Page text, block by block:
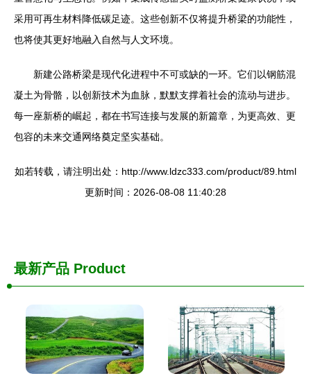
采用可再生材料降低碳足迹。这些创新不仅将提升桥梁的功能性，
也将使其更好地融入自然与人文环境。
新建公路桥梁是现代化进程中不可或缺的一环。它们以钢筋混
凝土为骨骼，以创新技术为血脉，默默支撑着社会的流动与进步。
每一座新桥的崛起，都在书写连接与发展的新篇章，为更高效、更
包容的未来交通网络奠定坚实基础。
如若转载，请注明出处：http://www.ldzc333.com/product/89.html
更新时间：2026-08-08 11:40:28
最新产品 Product